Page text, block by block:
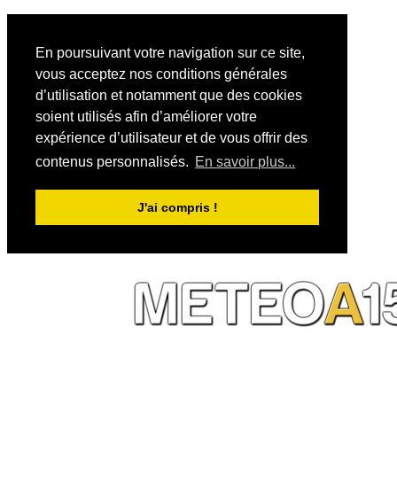
En poursuivant votre navigation sur ce site,
vous acceptez nos conditions générales
d’utilisation et notamment que des cookies
soient utilisés afin d’améliorer votre
expérience d’utilisateur et de vous offrir des
contenus personnalisés. En savoir plus...
J'ai compris !